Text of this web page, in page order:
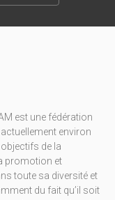
est une fédération
environ
de la
promotion et
toute sa diversité et
du fait qu’il soit